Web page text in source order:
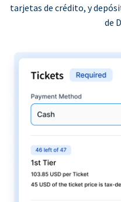
tarjetas de crédito, y
de